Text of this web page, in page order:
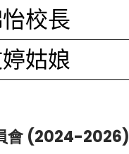
校長
姑娘
會 (2024-2026)